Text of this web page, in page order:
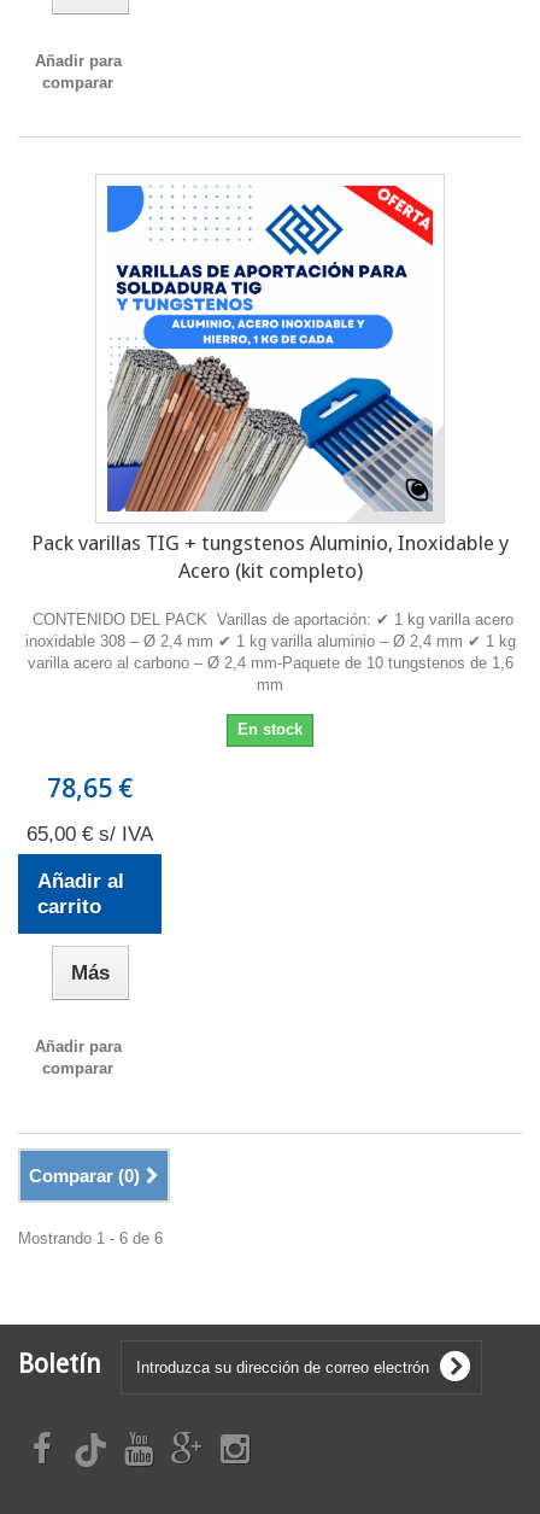
Añadir para
comparar
Pack varillas TIG + tungstenos Aluminio, Inoxidable y
Acero (kit completo)
CONTENIDO DEL PACK Varillas de aportación: ✔ 1 kg varilla acero
inoxidable 308 – Ø 2,4 mm ✔ 1 kg varilla aluminio – Ø 2,4 mm ✔ 1 kg
varilla acero al carbono – Ø 2,4 mm-Paquete de 10 tungstenos de 1,6
mm
En stock
78,65 €
65,00 € s/ IVA
Añadir al
carrito
Más
Añadir para
comparar
Comparar (0)
Mostrando 1 - 6 de 6
Boletín